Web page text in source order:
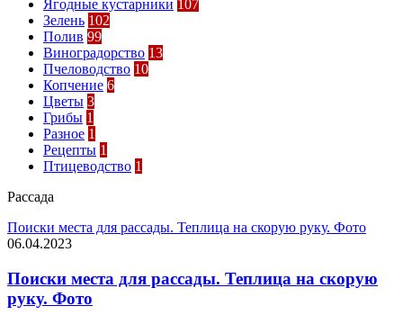
Ягодные кустарники 107
Зелень 102
Полив 99
Виноградорство 13
Пчеловодство 10
Копчение 6
Цветы 3
Грибы 1
Разное 1
Рецепты 1
Птицеводство 1
Рассада
Поиски места для рассады. Теплица на скорую руку. Фото
06.04.2023
Поиски места для рассады. Теплица на скорую
руку. Фото